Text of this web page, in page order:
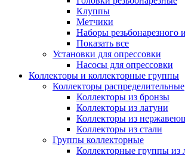
Клуппы
Метчики
Наборы резьбонарезного
Показать все
Установки для опрессовки
Насосы для опрессовки
Коллекторы и коллекторные группы
Коллекторы распределительные
Коллекторы из бронзы
Коллекторы из латуни
Коллекторы из
Коллекторы из стали
Группы коллекторные
Коллекторные группы из